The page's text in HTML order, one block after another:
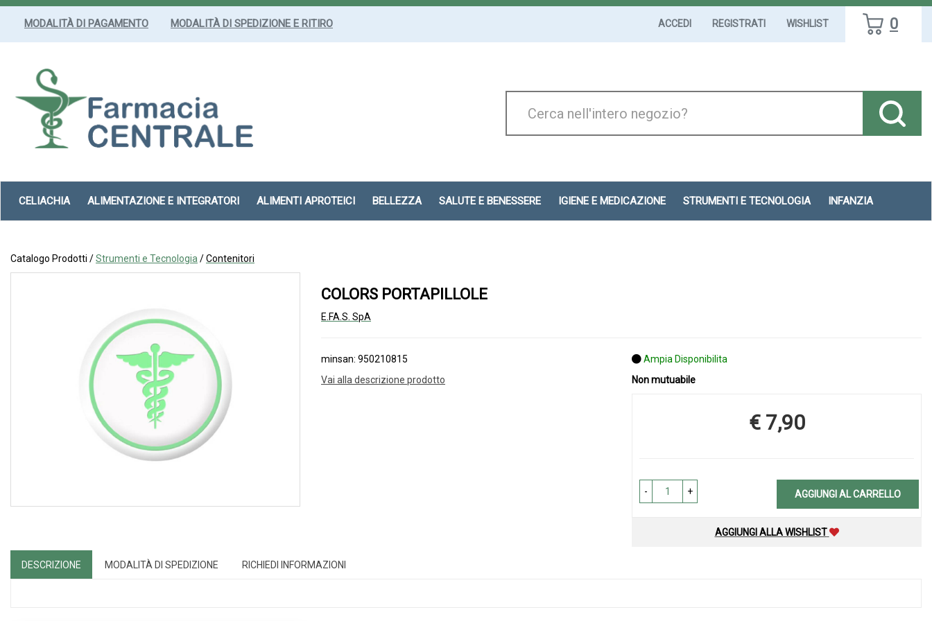
Passa
MODALITÀ DI PAGAMENTO MODALITÀ DI SPEDIZIONE E RITIRO ACCEDI REGISTRATI WISHLIST 0
Prodotto
CELIACHIA ALIMENTAZIONE E INTEGRATORI ALIMENTI APROTEICI BELLEZZA SALUTE E BENESSERE IGIENE E MEDICAZIONE STRUMENTI E TECNOLOGIA INFANZIA
Catalogo Prodotti /Strumenti e Tecnologia /Contenitori
COLORS PORTAPILLOLE
E.FA.S. SpA
minsan: 950210815
Vai alla descrizione prodotto
Ampia Disponibilita
Non mutuabile
Prezzo
€ 7,90
- + AGGIUNGI AL CARRELLO
AGGIUNGI ALLA WISHLIST
DESCRIZIONE MODALITÀ DI SPEDIZIONE RICHIEDI INFORMAZIONI